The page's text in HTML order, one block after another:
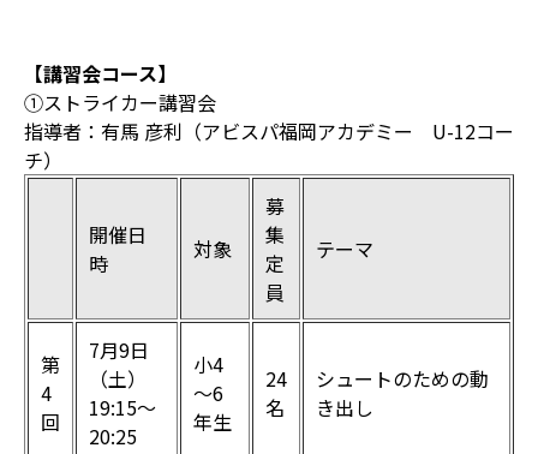
【講習会コース】
①ストライカー講習会
指導者：有馬 彦利（アビスパ福岡アカデミー U-12コー
チ）
開催日
時
対象
募
集
定
員
テーマ
第
4
回
7月9日
（土）
19:15〜
20:25
小4
～6
年生
24
名
シュートのための動
き出し